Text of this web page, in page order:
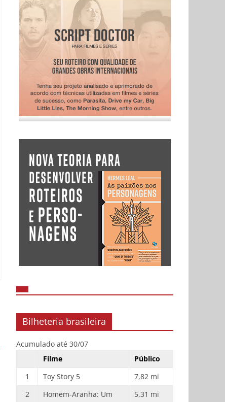
Bilheteria brasileira
Acumulado até 30/07
Filme
Público
1
Toy Story 5
7,82 mi
2
Homem-Aranha: Um
5,31 mi